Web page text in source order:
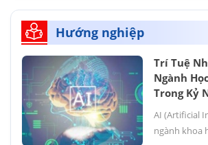
Hướng nghiệp
Trí Tuệ
Ngành
Trong Kỷ
AI (Artificial
ngành khoa